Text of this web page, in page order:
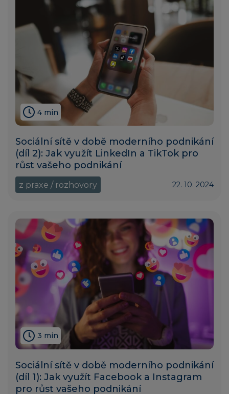
4 min
Sociální sítě v době moderního podnikání
(díl 2): Jak využít LinkedIn a TikTok pro
růst vašeho podnikání
z praxe / rozhovory 22. 10. 2024
3 min
Sociální sítě v době moderního podnikání
(díl 1): Jak využít Facebook a Instagram
pro růst vašeho podnikání